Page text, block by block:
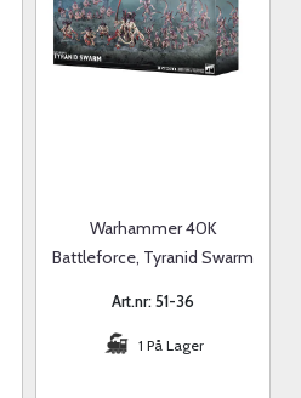
Warhammer 40K
Battleforce, Tyranid Swarm
Art.nr: 51-36
1 På Lager